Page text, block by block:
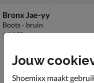
Bronx Jae-yy
Boots - bruin
€ 189,99
189,99
Jouw
Shoemixx maakt